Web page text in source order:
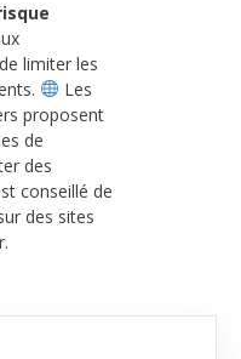
limiter les
Les
proposent
de
des
conseillé de
des sites